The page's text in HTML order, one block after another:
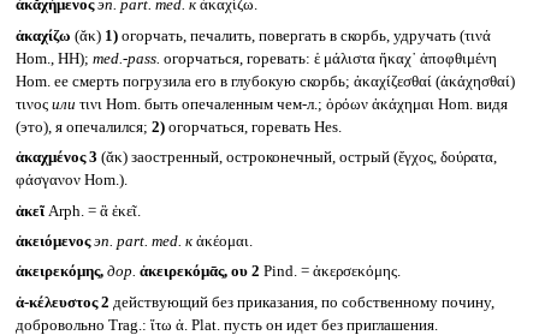
ἀκᾰχήμενος эп. part. med. кἀκαχίζω.
ἀκαχίζω (ᾰκ) 1)огорчать, печалить, повергать в скорбь, удручать (τινά
Hom., HH); med.-pass. огорчаться, горевать: ἑ μάλιστα ἤκαχ᾽ ἀποφθιμένη
Hom. ее смерть погрузила его в глубокую скорбь; ἀκαχίζεσθαί (ἀκάχησθαί)
τινος или τινι Hom. быть опечаленным чем-л.; ὁρόων ἀκάχημαι Hom. видя
(это), я опечалился; 2)огорчаться, горевать Hes.
ἀκαχμένος 3 (ᾰκ) заостренный, остроконечный, острый (ἔγχος, δούρατα,
φάσγανον Hom.).
ἁκεῖArph. = ἃ ἐκεῖ.
ἀκειόμενος эп. part. med. кἀκέομαι.
ἀκειρεκόμης, дор. ἀκειρεκόμᾱς, ου 2 Pind. = ἀκερσεκόμης.
ἀ-κέλευστος 2 действующий без приказания, по собственному почину,
добровольно Trag.: ἴτω ἀ. Plat. пусть он идет без приглашения.